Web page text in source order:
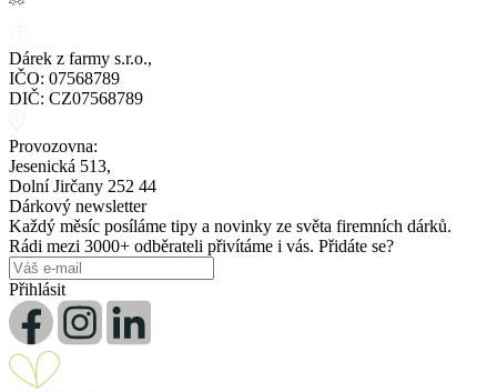
Dárek z farmy s.r.o.,
IČO: 07568789
DIČ: CZ07568789
Provozovna:
Jesenická 513,
Dolní Jirčany 252 44
Dárkový newsletter
Každý měsíc posíláme tipy a novinky ze světa firemních dárků.
Rádi mezi 3000+ odběrateli přivítáme i vás. Přidáte se?
Přihlásit